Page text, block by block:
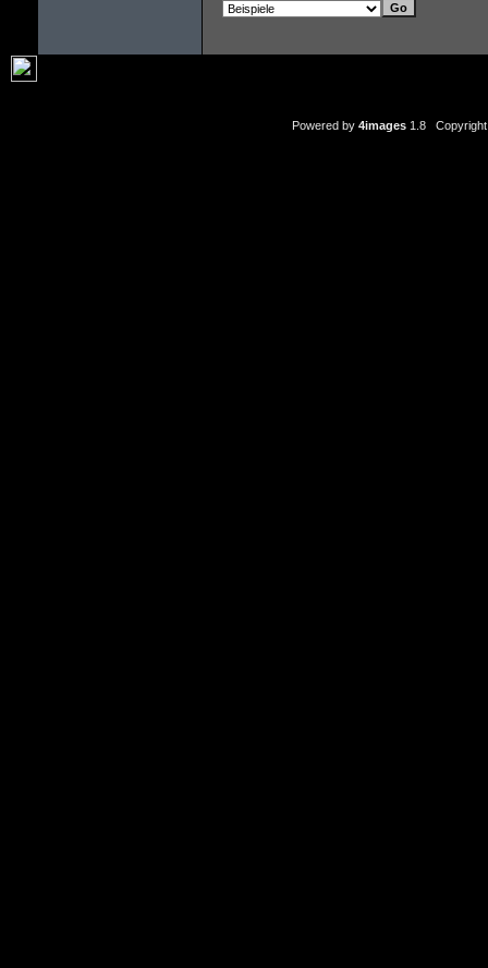
Powered by 4images1.8 Copyright